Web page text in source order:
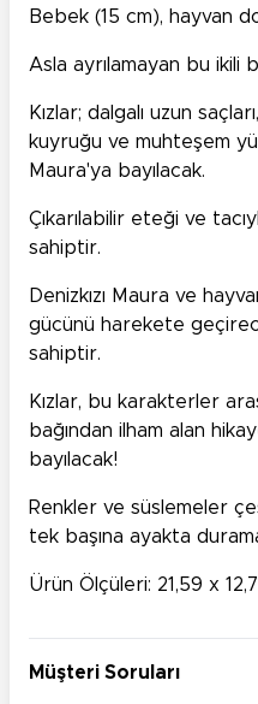
Bebek (15 cm), hayvan
Asla ayrılamayan bu ikili
Kızlar; dalgalı uzun
kuyruğu ve muhteşem
Maura'ya bayılacak.
Çıkarılabilir eteği ve
sahiptir.
Denizkızı Maura ve
gücünü harekete
sahiptir.
Kızlar, bu karakterler
bağından ilham alan
bayılacak!
Renkler ve süslemeler
tek başına ayakta
Ürün Ölçüleri: 21,59 x
Müşteri Soruları